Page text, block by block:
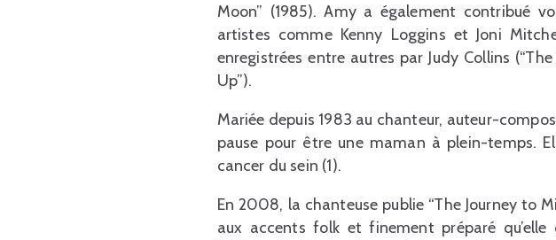
Moon” (1985). Amy a également contribué
artistes comme Kenny Loggins et Joni
enregistrées entre autres par Judy Collins
Up”).
Mariée depuis 1983 au chanteur, auteur-
pause pour être une maman à plein-temps.
cancer du sein (1).
En 2008, la chanteuse publie “The Journey to
aux accents folk et finement préparé